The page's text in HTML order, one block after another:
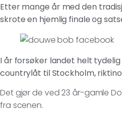
Etter mange år med den
skrote en hjemlig finale og
I år forsøker landet helt
countrylåt til Stockholm,
Det gjør de ved 23 år-gamle
fra scenen.